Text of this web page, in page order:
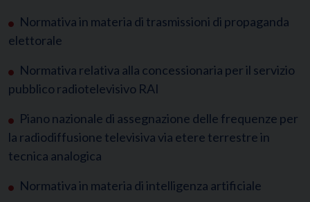
Normativa in materia di trasmissioni di propaganda
elettorale
Normativa relativa alla concessionaria per il servizio
pubblico radiotelevisivo RAI
Piano nazionale di assegnazione delle frequenze per
la radiodiffusione televisiva via etere terrestre in
tecnica analogica
Normativa in materia di intelligenza artificiale